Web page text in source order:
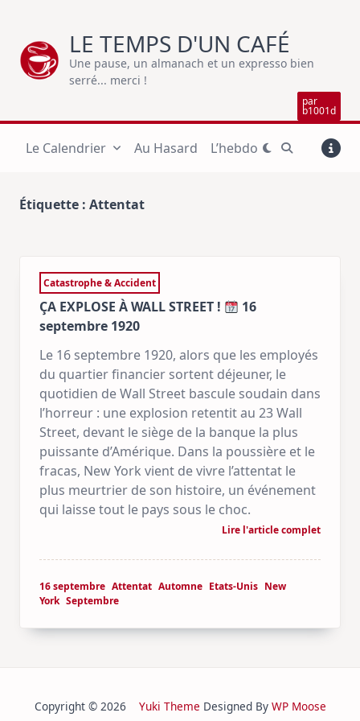
content
LE TEMPS D'UN CAFÉ
Une pause, un almanach et un expresso bien
serré... merci !
par
b1001d
Le Calendrier Au Hasard L’hebdo
Étiquette : Attentat
Catastrophe & Accident
ÇA EXPLOSE À WALL STREET !
16
septembre 1920
Le 16 septembre 1920, alors que les employés
du quartier financier sortent déjeuner, le
quotidien de Wall Street bascule soudain dans
l’horreur : une explosion retentit au 23 Wall
Street, devant le siège de la banque la plus
puissante d’Amérique. Dans la poussière et le
fracas, New York vient de vivre l’attentat le
plus meurtrier de son histoire, un événement
qui laisse tout le pays sous le choc.
Lire l'article complet
16 septembre Attentat Automne Etats-Unis New
York Septembre
Copyright © 2026 Yuki Theme Designed By WP Moose